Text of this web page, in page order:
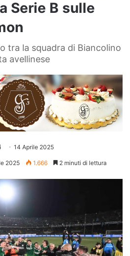
Serie B sulle
tra la squadra di Biancolino
avellinese
Invia 14 Aprile 2025
2025 1.666 2 minuti di lettura